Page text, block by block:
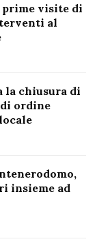
prime visite di
al
la chiusura di
ordine
insieme ad